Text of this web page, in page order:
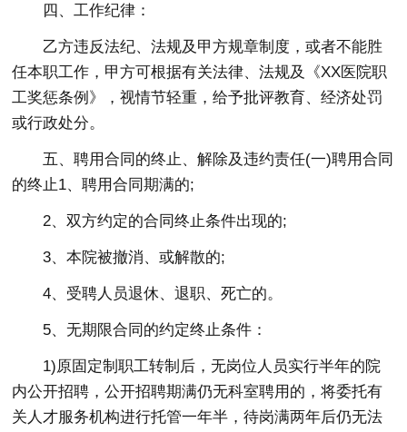
四、工作纪律：
乙方违反法纪、法规及甲方规章制度，或者不能胜
任本职工作，甲方可根据有关法律、法规及《XX医院职
工奖惩条例》，视情节轻重，给予批评教育、经济处罚
或行政处分。
五、聘用合同的终止、解除及违约责任(一)聘用合同
的终止1、聘用合同期满的;
2、双方约定的合同终止条件出现的;
3、本院被撤消、或解散的;
4、受聘人员退休、退职、死亡的。
5、无期限合同的约定终止条件：
1)原固定制职工转制后，无岗位人员实行半年的院
内公开招聘，公开招聘期满仍无科室聘用的，将委托有
关人才服务机构进行托管一年半，待岗满两年后仍无法